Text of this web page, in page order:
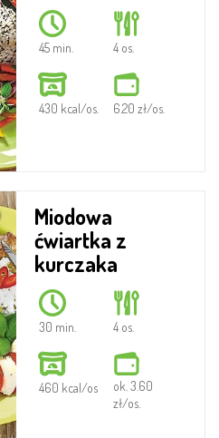
45 min. 4 os.
430 kcal/os. 6.20 zł/os.
Miodowa
ćwiartka z
kurczaka
30 min. 4 os.
460 kcal/os
ok. 3.60
zł/os.